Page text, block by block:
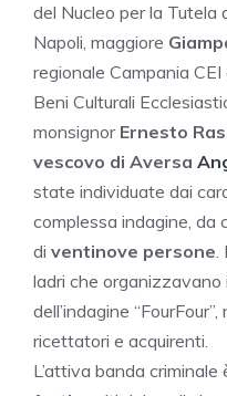
del Nucleo per la Tutela
Napoli, maggiore
regionale Campania
Beni Culturali
monsignorErnesto
vescovo di Aversa
state individuate dai
complessa indagine, da
di ventinove persone.
ladri che organizzavano
dell’indagine
ricettatori e acquirenti.
L’attiva banda